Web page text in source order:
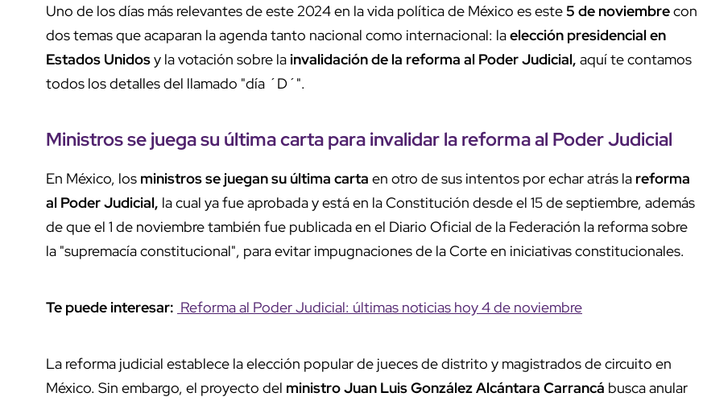
Uno de los días más relevantes de este 2024 en la vida política de México es este5 de noviembrecon
dos temas que acaparan la agenda tanto nacional como internacional: laelección presidencial en
Estados Unidosy la votación sobre lainvalidación de la reforma al Poder Judicial, aquí te contamos
todos los detalles del llamado "día ´D´".
Ministros se juega su última carta para invalidar la reforma al Poder Judicial
En México, los ministros se juegan su última carta en otro de sus intentos por echar atrás la reforma
al Poder Judicial, la cual ya fue aprobada y está en la Constitución desde el 15 de septiembre, además
de que el 1 de noviembre también fue publicada en el Diario Oficial de la Federación la reforma sobre
la "supremacía constitucional", para evitar impugnaciones de la Corte en iniciativas constitucionales.
Te puede interesar: Reforma al Poder Judicial: últimas noticias hoy 4 de noviembre
La reforma judicial establece la elección popular de jueces de distrito y magistrados de circuito en
México. Sin embargo, el proyecto del ministro Juan Luis González Alcántara Carrancá busca anular